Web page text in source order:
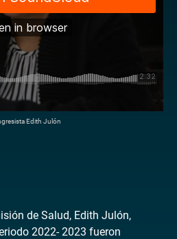
Edith Julón
de Salud, Edith Julón,
2022- 2023 fueron